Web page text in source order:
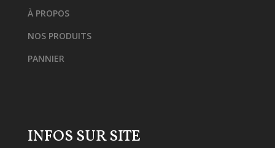
À PROPOS
NOS PRODUITS
PANNIER
INFOS SUR SITE